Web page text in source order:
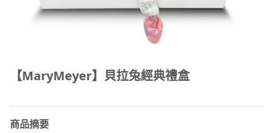
【MaryMeyer】貝拉兔經典禮盒
商品摘要